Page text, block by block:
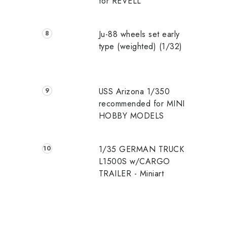
Ju-88 wheels set early
type (weighted) (1/32)
USS Arizona 1/350
recommended for MINI
HOBBY MODELS
1/35 GERMAN TRUCK
L1500S w/CARGO
TRAILER - Miniart